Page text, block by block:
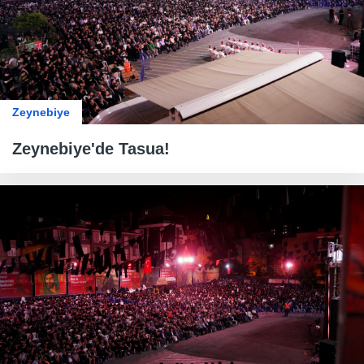
Zeynebiye
Zeynebiye'de Tasua!